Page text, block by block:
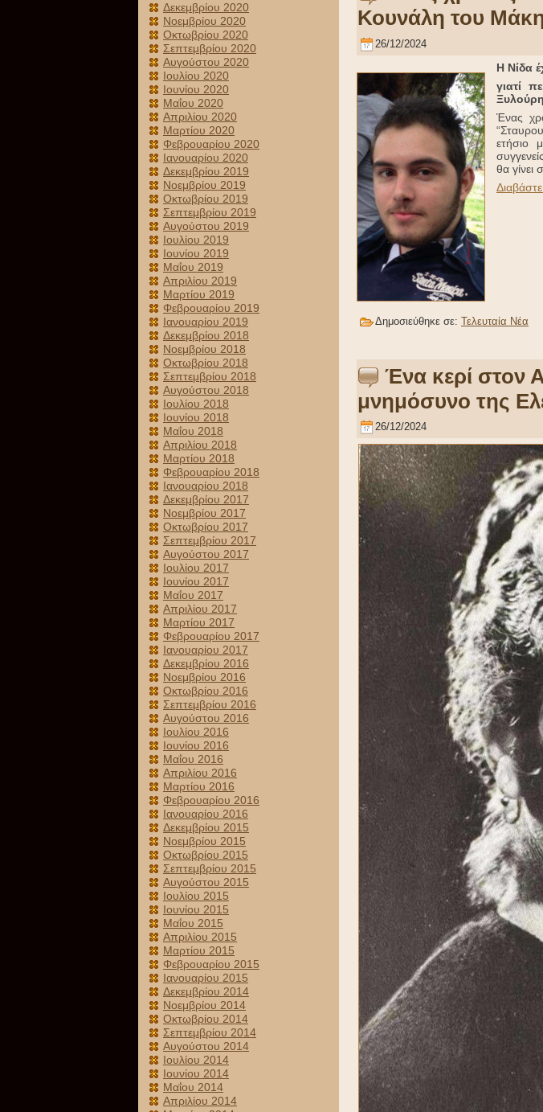
Δεκεμβρίου 2020
Νοεμβρίου 2020
Οκτωβρίου 2020
Σεπτεμβρίου 2020
Αυγούστου 2020
Ιουλίου 2020
Ιουνίου 2020
Μαΐου 2020
Απριλίου 2020
Μαρτίου 2020
Φεβρουαρίου 2020
Ιανουαρίου 2020
Δεκεμβρίου 2019
Νοεμβρίου 2019
Οκτωβρίου 2019
Σεπτεμβρίου 2019
Αυγούστου 2019
Ιουλίου 2019
Ιουνίου 2019
Μαΐου 2019
Απριλίου 2019
Μαρτίου 2019
Φεβρουαρίου 2019
Ιανουαρίου 2019
Δεκεμβρίου 2018
Νοεμβρίου 2018
Οκτωβρίου 2018
Σεπτεμβρίου 2018
Αυγούστου 2018
Ιουλίου 2018
Ιουνίου 2018
Μαΐου 2018
Απριλίου 2018
Μαρτίου 2018
Φεβρουαρίου 2018
Ιανουαρίου 2018
Δεκεμβρίου 2017
Νοεμβρίου 2017
Οκτωβρίου 2017
Σεπτεμβρίου 2017
Αυγούστου 2017
Ιουλίου 2017
Ιουνίου 2017
Μαΐου 2017
Απριλίου 2017
Μαρτίου 2017
Φεβρουαρίου 2017
Ιανουαρίου 2017
Δεκεμβρίου 2016
Νοεμβρίου 2016
Οκτωβρίου 2016
Σεπτεμβρίου 2016
Αυγούστου 2016
Ιουλίου 2016
Ιουνίου 2016
Μαΐου 2016
Απριλίου 2016
Μαρτίου 2016
Φεβρουαρίου 2016
Ιανουαρίου 2016
Δεκεμβρίου 2015
Νοεμβρίου 2015
Οκτωβρίου 2015
Σεπτεμβρίου 2015
Αυγούστου 2015
Ιουλίου 2015
Ιουνίου 2015
Μαΐου 2015
Απριλίου 2015
Μαρτίου 2015
Φεβρουαρίου 2015
Ιανουαρίου 2015
Δεκεμβρίου 2014
Νοεμβρίου 2014
Οκτωβρίου 2014
Σεπτεμβρίου 2014
Αυγούστου 2014
Ιουλίου 2014
Ιουνίου 2014
Μαΐου 2014
Απριλίου 2014
Κουνάλη του
26/12/2024
Η Νίδα
γιατί
Ένας
ετήσιο
θα
Δημοσιεύθηκε σε: Τελευταία Νέα
Ένα κερί στον
μνημόσυνο της
26/12/2024